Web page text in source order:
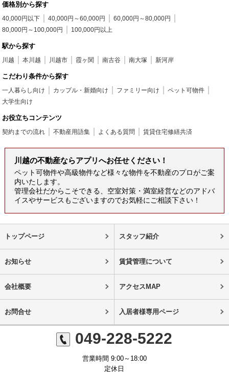
価格別から探す
40,000円以下 40,000円～60,000円
60,000円～80,000円
80,000円～100,000円
100,000円以上
駅から探す
川越 本川越 川越市 霞ヶ関 南古谷 南大塚 新河岸
こだわり条件から探す
一人暮らし向け カップル・新婚向け ファミリー向け
ペット可物件
大学生向け
お役立ちコンテンツ
契約までの流れ 不動産用語集 よくある質問 賃貸住宅修繕共済
川越の不動産ならアプリへお任せください！
ペット可物件や高級物件など様々な物件を不動産のプロがご案
内いたします。
管理会社だからこそできる、空室対策・満室経営などのアドバ
イスやサービスもございますのでお気軽にご相談下さい！
トップページ スタッフ紹介
お知らせ 賃貸管理について
会社概要 アクセスMAP
お問合せ 入居者様専用ページ
049-228-5222
営業時間 9:00～18:00
定休日